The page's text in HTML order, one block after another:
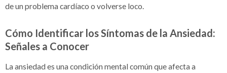
de un problema cardíaco o volverse loco.
Cómo Identificar los Síntomas de la Ansiedad:
Señales a Conocer
La ansiedad es una condición mental común que afecta a